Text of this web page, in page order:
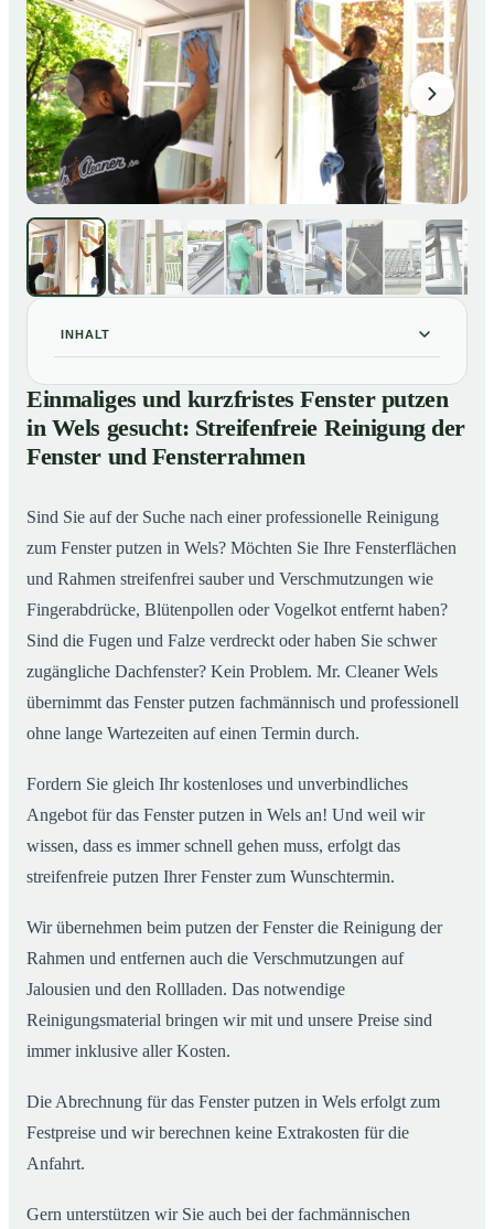
INHALT
Einmaliges und kurzfristes Fenster putzen in Wels
gesucht: Streifenfreie Reinigung der Fenster und
Fensterrahmen
02So putzen unsere Profis in Wels Ihre Fenster
Einmaliges und kurzfristes Fenster putzen
in Wels gesucht: Streifenfreie Reinigung der
Fenster und Fensterrahmen
Sind Sie auf der Suche nach einer professionelle Reinigung
zum Fenster putzen in Wels? Möchten Sie Ihre Fensterflächen
und Rahmen streifenfrei sauber und Verschmutzungen wie
Fingerabdrücke, Blütenpollen oder Vogelkot entfernt haben?
Sind die Fugen und Falze verdreckt oder haben Sie schwer
zugängliche Dachfenster? Kein Problem. Mr. Cleaner Wels
übernimmt das Fenster putzen fachmännisch und professionell
ohne lange Wartezeiten auf einen Termin durch.
Fordern Sie gleich Ihr kostenloses und unverbindliches
Angebot für das Fenster putzen in Wels an! Und weil wir
wissen, dass es immer schnell gehen muss, erfolgt das
streifenfreie putzen Ihrer Fenster zum Wunschtermin.
Wir übernehmen beim putzen der Fenster die Reinigung der
Rahmen und entfernen auch die Verschmutzungen auf
Jalousien und den Rollladen. Das notwendige
Reinigungsmaterial bringen wir mit und unsere Preise sind
immer inklusive aller Kosten.
Die Abrechnung für das Fenster putzen in Wels erfolgt zum
Festpreise und wir berechnen keine Extrakosten für die
Anfahrt.
Gern unterstützen wir Sie auch bei der fachmännischen